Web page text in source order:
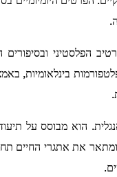
הפלסטיני
בינלאומיות,
הוא מבוסס על
את אתגרי החיים